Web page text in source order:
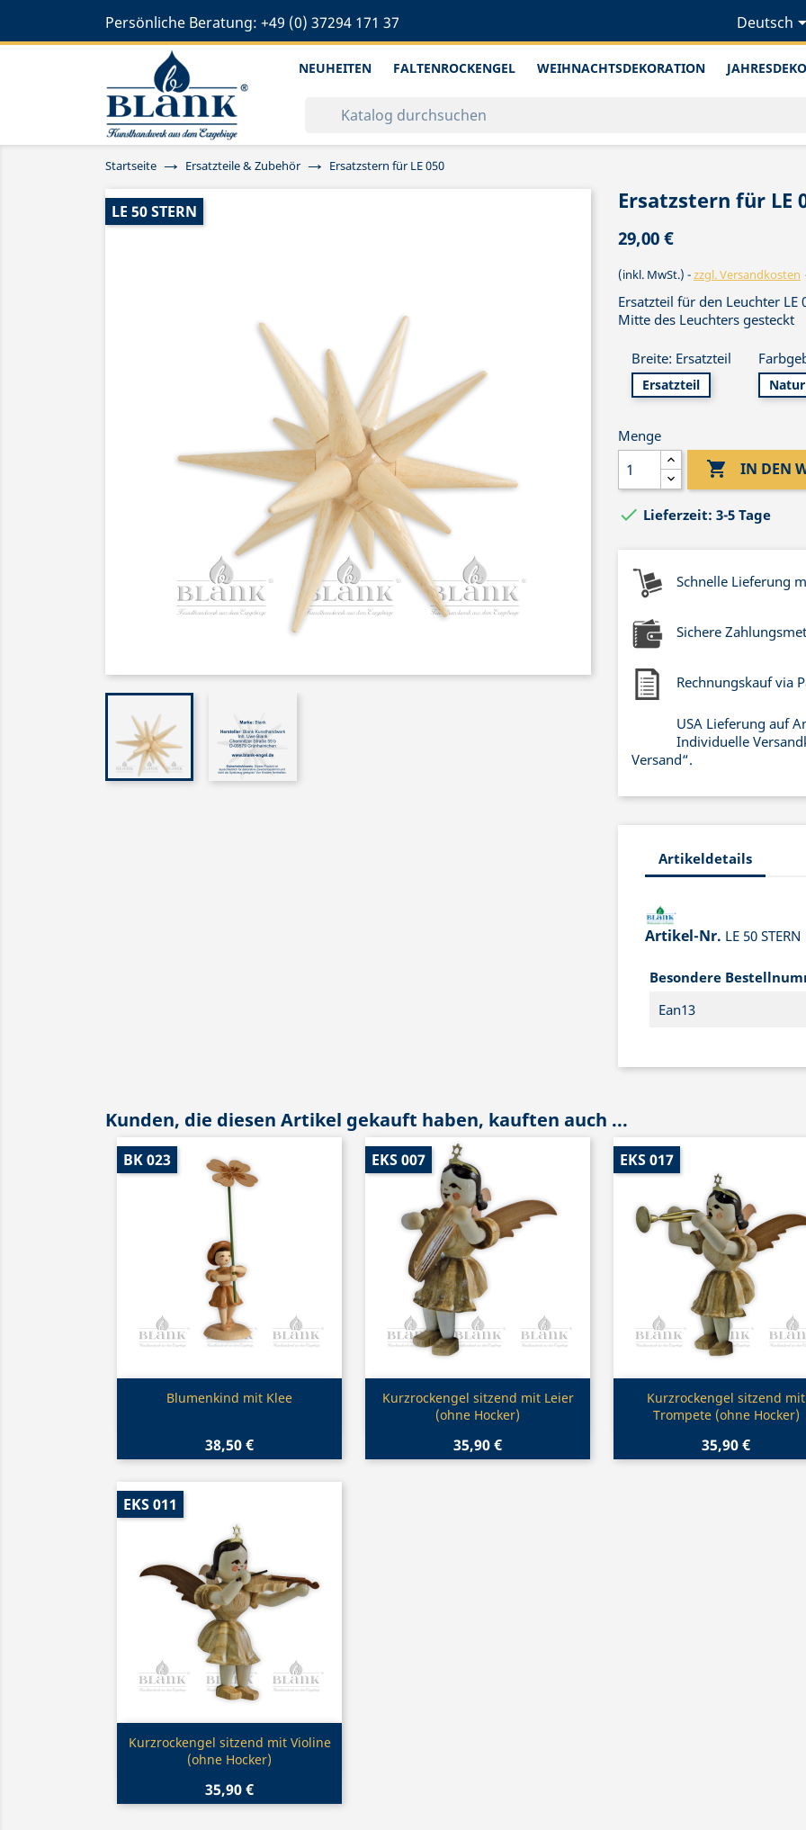
Persönliche Beratung: +49 (0) 37294 171 37 Deutsch
NEUHEITEN FALTENROCKENGEL WEIHNACHTSDEKORATION
Startseite Ersatzteile & Zubehör Ersatzstern für LE 050
LE 50 STERN Ersatzstern für LE
29,00 €
(inkl. MwSt.) zzgl. Versandkosten
Ersatzteil für den Leuchter
Mitte des Leuchters gesteckt
Breite: Ersatzteil
Ersatzteil
Menge
 IN DEN
 Lieferzeit: 3-5 Tage
Schnelle Lieferung
Sichere
Rechnungskauf via
USA Lieferung auf
Individuelle
Versand“.
Artikeldetails
Artikel-Nr. LE 50 STERN
Besondere
Ean13
Kunden, die diesen Artikel gekauft haben, kauften auch ...
Vorschau
Blumenkind mit Klee
38,50 €
BK 023
Vorschau
Kurzrockengel sitzend mit Leier
(ohne Hocker)
35,90 €
EKS 007
Vorschau
Kurzrockengel sitzend mit
Trompete (ohne Hocker)
35,90 €
EKS 017
Vorschau
Kurzrockengel sitzend mit Violine
(ohne Hocker)
35,90 €
EKS 011